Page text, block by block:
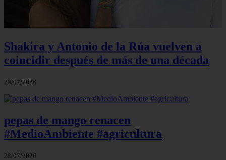
Shakira y Antonio de la Rúa vuelven a
coincidir después de más de una década
29/07/2026
pepas de mango renacen
#MedioAmbiente #agricultura
28/07/2026